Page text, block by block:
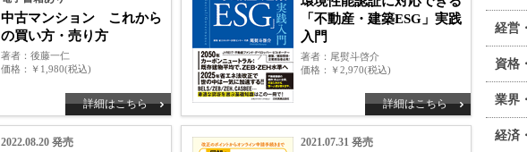
中古マンション これから
の買い方・売り方
著者
後藤一仁
価格
￥1,980(税込)
詳細はこちら
「不動産・建築ESG」実践
入門
著者
尾熨斗啓介
価格
￥2,970(税込)
詳細はこちら
2022.08.20 発売 2021.07.31 発売
経営
資格
業界
経済